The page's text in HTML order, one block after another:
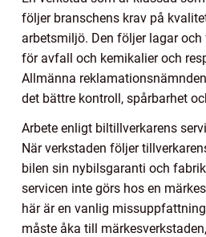
följer branschens krav på
arbetsmiljö. Den följer lagar
för avfall och kemikalier och
Allmänna
det bättre kontroll, spårbarhet
Arbete enligt biltillverkarens
När verkstaden följer
bilen sin nybilsgaranti och
servicen inte görs hos en
här är en vanlig
måste åka till